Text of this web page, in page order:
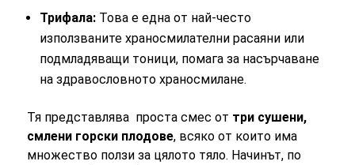
Трифала: Това е една от най-често
използваните храносмилателни расаяни или
подмладяващи тоници, помага за насърчаване
на здравословното храносмилане.
Тя представлява проста смес от три сушени,
смлени горски плодове, всяко от които има
множество ползи за цялото тяло. Начинът, по